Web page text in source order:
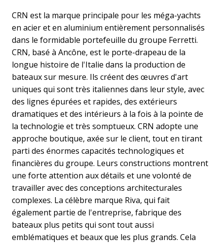
CRN est la marque principale pour les méga-yachts
en acier et en aluminium entièrement personnalisés
dans le formidable portefeuille du groupe Ferretti.
CRN, basé à Ancône, est le porte-drapeau de la
longue histoire de l'Italie dans la production de
bateaux sur mesure. Ils créent des œuvres d'art
uniques qui sont très italiennes dans leur style, avec
des lignes épurées et rapides, des extérieurs
dramatiques et des intérieurs à la fois à la pointe de
la technologie et très somptueux. CRN adopte une
approche boutique, axée sur le client, tout en tirant
parti des énormes capacités technologiques et
financières du groupe. Leurs constructions montrent
une forte attention aux détails et une volonté de
travailler avec des conceptions architecturales
complexes. La célèbre marque Riva, qui fait
également partie de l'entreprise, fabrique des
bateaux plus petits qui sont tout aussi
emblématiques et beaux que les plus grands. Cela